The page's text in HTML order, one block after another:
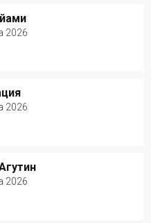
2026
2026
2026